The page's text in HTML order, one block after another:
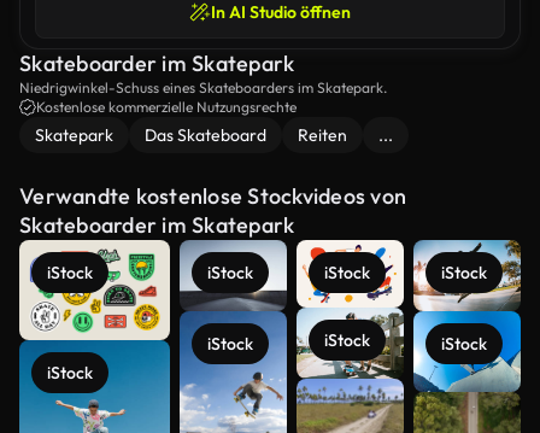
In AI Studio öffnen
Skateboarder im Skatepark
Niedrigwinkel-Schuss eines Skateboarders im Skatepark.
Kostenlose kommerzielle Nutzungsrechte
Skatepark Das Skateboard Reiten ...
Verwandte kostenlose Stockvideos von
Skateboarder im Skatepark
iStock
iStock
iStock
iStock
iStock
iStock
iStock
iStock
Mehr